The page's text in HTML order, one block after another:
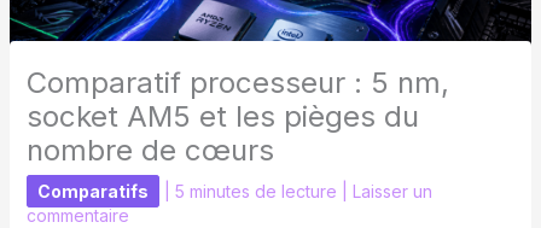
Comparatif processeur : 5 nm,
socket AM5 et les pièges du
nombre de cœurs
Comparatifs 5 minutes de lecture
Laisser un
commentaire